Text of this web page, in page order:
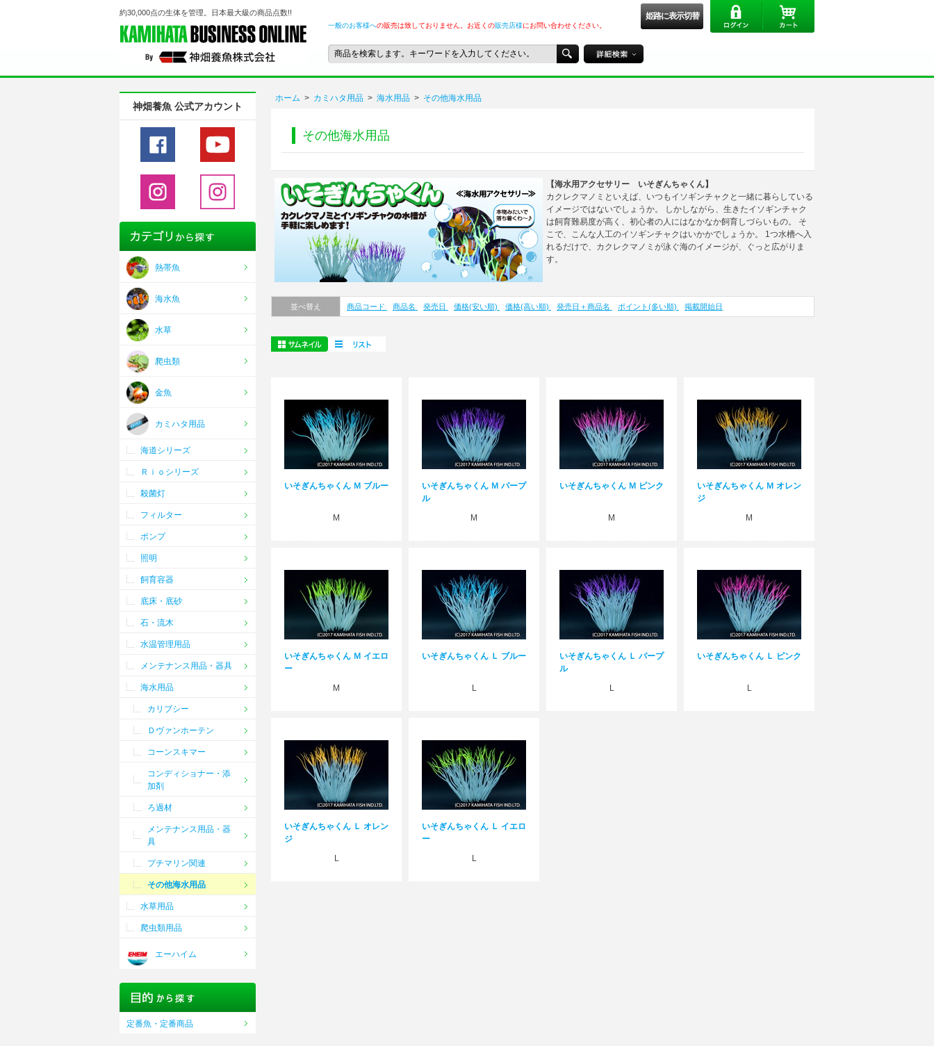
約30,000点の生体を管理。日本最大級の商品点数!! 姫路に表示切替
一般のお客様への販売は致しておりません。お近くの販売店様にお問い合わせください。
ホーム > カミハタ用品 > 海水用品 > その他海水用品
その他海水用品
【海水用アクセサリー いそぎんちゃくん】
カクレクマノミといえば、いつもイソギンチャクと一緒に暮らしている
イメージではないでしょうか。 しかしながら、生きたイソギンチャク
は飼育難易度が高く、初心者の人にはなかなか飼育しづらいもの。 そ
こで、こんな人工のイソギンチャクはいかかでしょうか。 1つ水槽へ入
れるだけで、カクレクマノミが泳ぐ海のイメージが、ぐっと広がりま
す。
並べ替え 商品コード 商品名 発売日 価格(安い順) 価格(高い順) 発売日＋商品名 ポイント(多い順) 掲載開始日
いそぎんちゃくん Ｍ ブルー
M
いそぎんちゃくん Ｍ パープ
ル
M
いそぎんちゃくん Ｍ ピンク
M
いそぎんちゃくん Ｍ オレン
ジ
M
いそぎんちゃくん Ｍ イエロ
ー
M
いそぎんちゃくん Ｌ ブルー
L
いそぎんちゃくん Ｌ パープ
ル
L
いそぎんちゃくん Ｌ ピンク
L
いそぎんちゃくん Ｌ オレン
ジ
L
いそぎんちゃくん Ｌ イエロ
ー
L
神畑養魚 公式アカウント
熱帯魚
海水魚
水草
爬虫類
金魚
カミハタ用品
海道シリーズ
Ｒｉｏシリーズ
殺菌灯
フィルター
ポンプ
照明
飼育容器
底床・底砂
石・流木
水温管理用品
メンテナンス用品・器具
海水用品
カリブシー
Ｄヴァンホーテン
コーンスキマー
コンディショナー・添
加剤
ろ過材
メンテナンス用品・器
具
プチマリン関連
その他海水用品
水草用品
爬虫類用品
エーハイム
定番魚・定番商品